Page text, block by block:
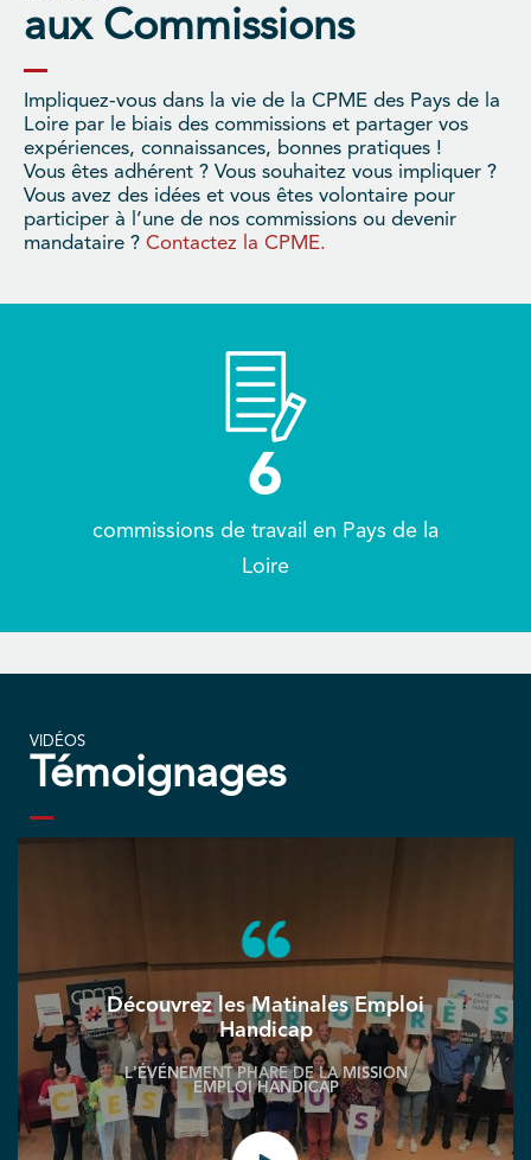
aux Commissions
Impliquez-vous dans la vie de la CPME des Pays de la
Loire par le biais des commissions et partager vos
expériences, connaissances, bonnes pratiques !
Vous êtes adhérent ? Vous souhaitez vous impliquer ?
Vous avez des idées et vous êtes volontaire pour
participer à l’une de nos commissions ou devenir
mandataire ? Contactez la CPME.
6
commissions de travail en Pays de la
Loire
VIDÉOS
Témoignages
Découvrez les Matinales Emploi
Handicap
L'ÉVÉNEMENT PHARE DE LA MISSION
EMPLOI HANDICAP